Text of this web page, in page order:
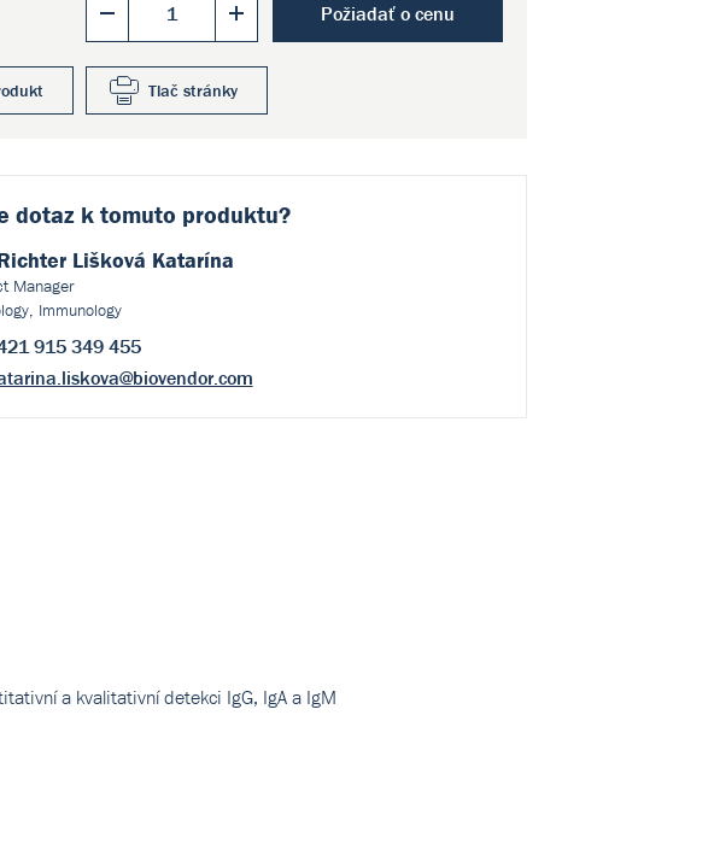
Požiadať o cenu
Tlač stránky
dotaz k tomuto produktu?
Lišková Katarína
Manager
Immunology
915 349 455
@biovendor.com
a kvalitativní detekci IgG, IgA a IgM